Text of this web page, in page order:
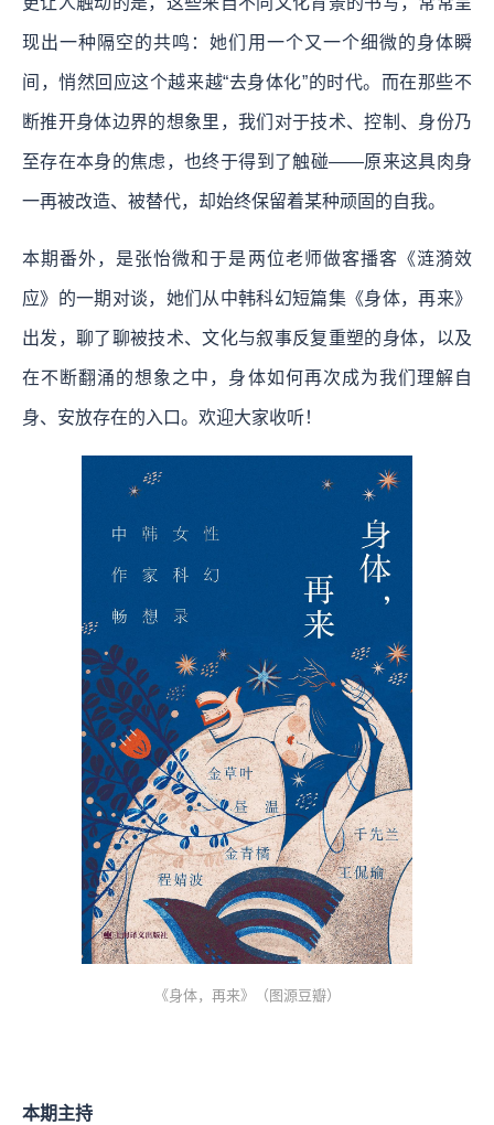
现出一种隔空的共鸣：她们用一个又一个细微的身体瞬
间，悄然回应这个越来越“去身体化”的时代。而在那些不
断推开身体边界的想象里，我们对于技术、控制、身份乃
至存在本身的焦虑，也终于得到了触碰——原来这具肉身
一再被改造、被替代，却始终保留着某种顽固的自我。
本期番外，是张怡微和于是两位老师做客播客《涟漪效
应》的一期对谈，她们从中韩科幻短篇集《身体，再来》
出发，聊了聊被技术、文化与叙事反复重塑的身体，以及
在不断翻涌的想象之中，身体如何再次成为我们理解自
身、安放存在的入口。欢迎大家收听！
《身体，再来》（图源豆瓣）
本期主持